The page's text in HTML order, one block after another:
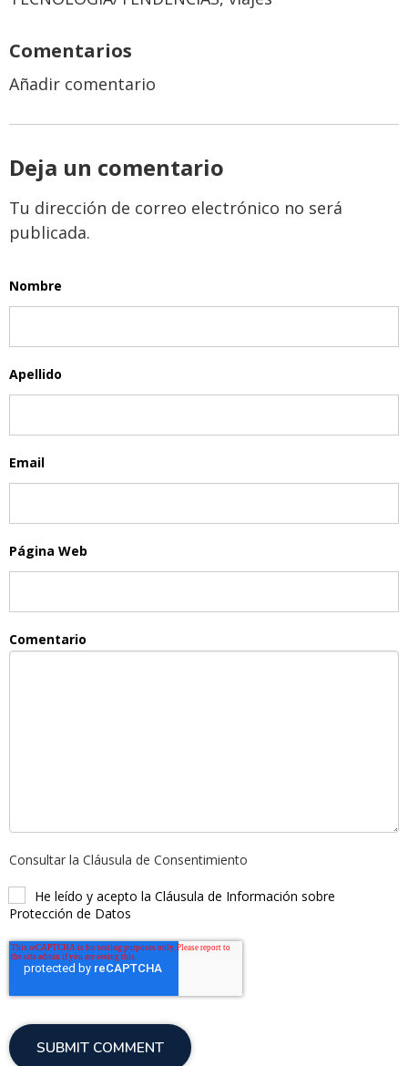
Comentarios
Añadir comentario
Deja un comentario
Tu dirección de correo electrónico no será
publicada.
Nombre
Apellido
Email
Página Web
Comentario
Consultar la Cláusula de Consentimiento
He leído y acepto la Cláusula de Información sobre
Protección de Datos